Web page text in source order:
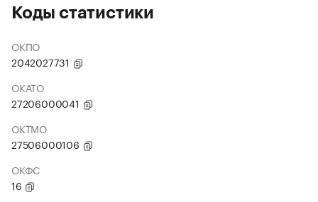
Коды статистики
ОКПО
2042027731
ОКАТО
27206000041
ОКТМО
27506000106
ОКФС
16